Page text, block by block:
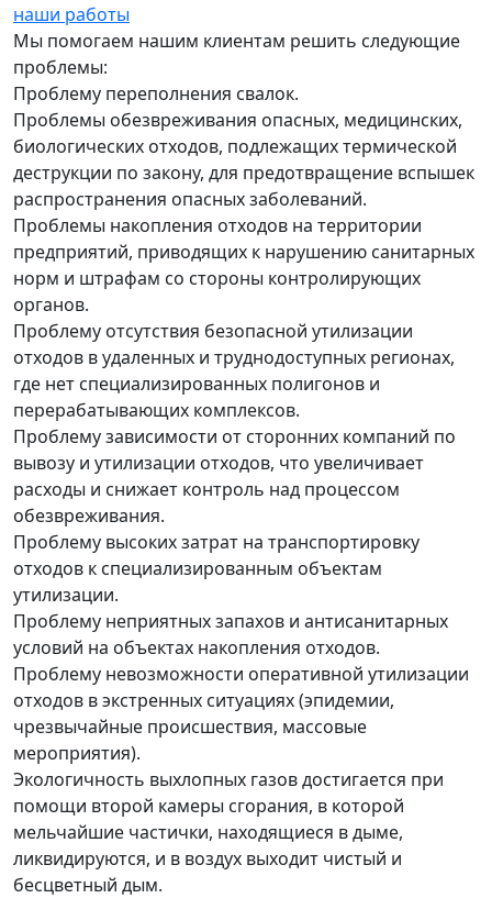
наши работы
Мы помогаем нашим клиентам решить следующие
проблемы:
Проблему переполнения свалок.
Проблемы обезвреживания опасных, медицинских,
биологических отходов, подлежащих термической
деструкции по закону, для предотвращение вспышек
распространения опасных заболеваний.
Проблемы накопления отходов на территории
предприятий, приводящих к нарушению санитарных
норм и штрафам со стороны контролирующих
органов.
Проблему отсутствия безопасной утилизации
отходов в удаленных и труднодоступных регионах,
где нет специализированных полигонов и
перерабатывающих комплексов.
Проблему зависимости от сторонних компаний по
вывозу и утилизации отходов, что увеличивает
расходы и снижает контроль над процессом
обезвреживания.
Проблему высоких затрат на транспортировку
отходов к специализированным объектам
утилизации.
Проблему неприятных запахов и антисанитарных
условий на объектах накопления отходов.
Проблему невозможности оперативной утилизации
отходов в экстренных ситуациях (эпидемии,
чрезвычайные происшествия, массовые
мероприятия).
Экологичность выхлопных газовдостигается при
помощи второй камеры сгорания, в которой
мельчайшие частички, находящиеся в дыме,
ликвидируются, и в воздух выходит чистый и
бесцветный дым.